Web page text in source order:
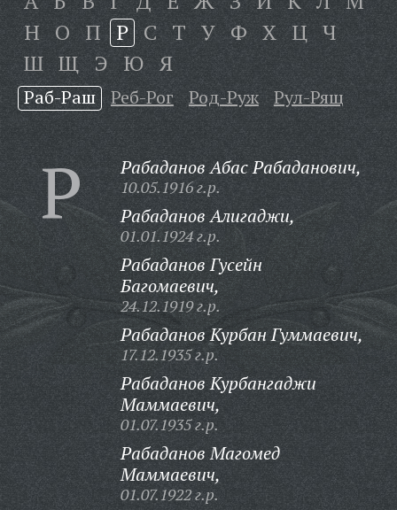
Н О П Р С Т У Ф Х Ц Ч
Ш Щ Э Ю Я
Раб-Раш Реб-Рог Род-Руж Рул-Рящ
Р Рабаданов Абас Рабаданович,
10.05.1916 г.р.
Рабаданов Алигаджи,
01.01.1924 г.р.
Рабаданов Гусейн
Багомаевич,
24.12.1919 г.р.
Рабаданов Курбан Гуммаевич,
17.12.1935 г.р.
Рабаданов Курбангаджи
Маммаевич,
01.07.1935 г.р.
Рабаданов Магомед
Маммаевич,
01.07.1922 г.р.